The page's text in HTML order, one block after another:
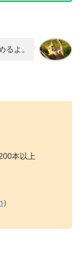
るよ。
本以上
）